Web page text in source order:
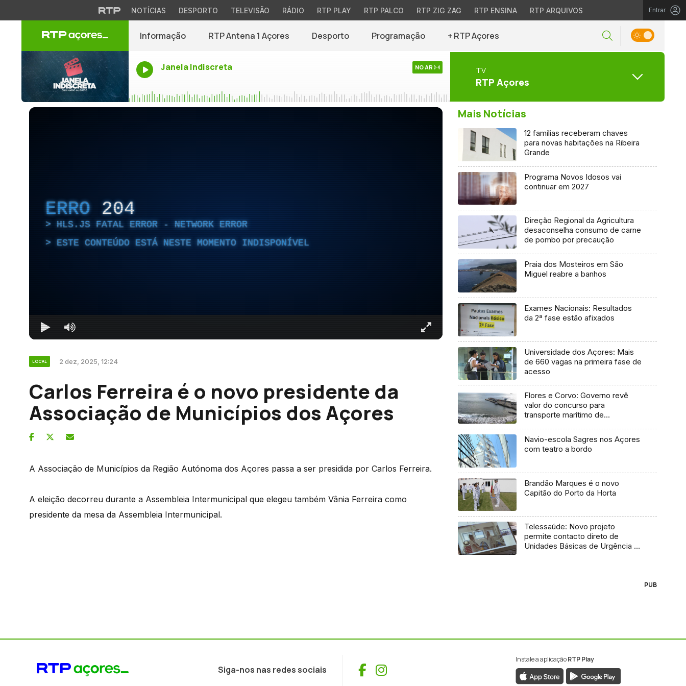
NOTÍCIAS DESPORTO TELEVISÃO RÁDIO RTP PLAY RTP PALCO RTP ZIG ZAG RTP ENSINA RTP ARQUIVOS Entrar
Informação RTP Antena 1 Açores Desporto Programação + RTP Açores
Janela Indiscreta NO AR TV
RTP Açores
ERRO 204
HLS.JS FATAL ERROR - NETWORK ERROR
ESTE CONTEÚDO ESTÁ NESTE MOMENTO INDISPONÍVEL
LOCAL 2 dez, 2025, 12:24
Carlos Ferreira é o novo presidente da
Associação de Municípios dos Açores
A Associação de Municípios da Região Autónoma dos Açores passa a ser presidida por Carlos Ferreira.
A eleição decorreu durante a Assembleia Intermunicipal que elegeu também Vânia Ferreira como
presidente da mesa da Assembleia Intermunicipal.
Mais Notícias
12 famílias receberam chaves
para novas habitações na Ribeira
Grande
Programa Novos Idosos vai
continuar em 2027
Direção Regional da Agricultura
desaconselha consumo de carne
de pombo por precaução
Praia dos Mosteiros em São
Miguel reabre a banhos
Exames Nacionais: Resultados
da 2ª fase estão afixados
Universidade dos Açores: Mais
de 660 vagas na primeira fase de
acesso
Flores e Corvo: Governo revê
valor do concurso para
transporte marítimo de
Navio-escola Sagres nos Açores
com teatro a bordo
Brandão Marques é o novo
Capitão do Porto da Horta
Telessaúde: Novo projeto
permite contacto direto de
Unidades Básicas de Urgência e
PUB
Siga-nos nas redes sociais Facebook
Instagram
Instale a aplicaçãoRTP Play